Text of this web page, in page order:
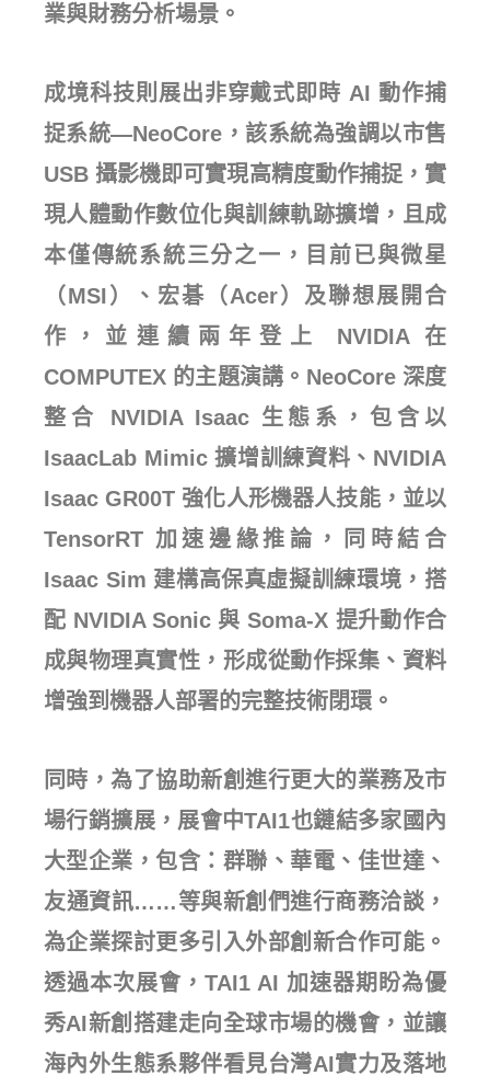
業與財務分析場景。
成境科技則展出非穿戴式即時 AI 動作捕
捉系統—NeoCore，該系統為強調以市售
USB 攝影機即可實現高精度動作捕捉，實
現人體動作數位化與訓練軌跡擴增，且成
本僅傳統系統三分之一，目前已與微星
（MSI）、宏碁（Acer）及聯想展開合
作，並連續兩年登上 NVIDIA 在
COMPUTEX 的主題演講。NeoCore 深度
整合 NVIDIA Isaac 生態系，包含以
IsaacLab Mimic 擴增訓練資料、NVIDIA
Isaac GR00T 強化人形機器人技能，並以
TensorRT 加速邊緣推論，同時結合
Isaac Sim 建構高保真虛擬訓練環境，搭
配 NVIDIA Sonic 與 Soma-X 提升動作合
成與物理真實性，形成從動作採集、資料
增強到機器人部署的完整技術閉環。
同時，為了協助新創進行更大的業務及市
場行銷擴展，展會中TAI1也鏈結多家國內
大型企業，包含：群聯、華電、佳世達、
友通資訊……等與新創們進行商務洽談，
為企業探討更多引入外部創新合作可能。
透過本次展會，TAI1 AI 加速器期盼為優
秀AI新創搭建走向全球市場的機會，並讓
海內外生態系夥伴看見台灣AI實力及落地